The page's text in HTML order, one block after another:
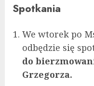
Spotkania
We wtorek po
odbędzie się
do
Grzegorza.